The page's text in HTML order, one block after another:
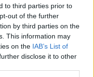
to third parties prior to
out of the further
by third parties on the
This information may
on the IAB’s List of
disclose it to other